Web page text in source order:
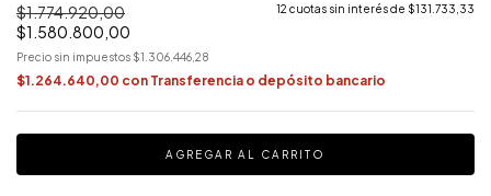
$1.774.920,00
$1.580.800,00
12 cuotas sin interés de $131.733,33
Precio sin impuestos $1.306.446,28
$1.264.640,00 con Transferencia o depósito bancario